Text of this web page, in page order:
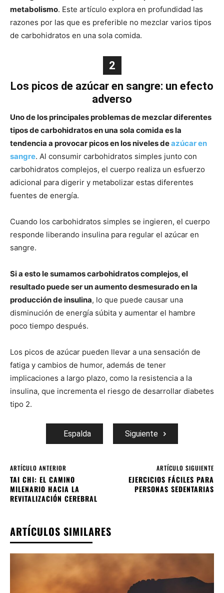
metabolismo. Este artículo explora en profundidad las
razones por las que es preferible no mezclar varios tipos
de carbohidratos en una sola comida.
2
Los picos de azúcar en sangre: un efecto
adverso
Uno de los principales problemas de mezclar diferentes
tipos de carbohidratos en una sola comida es la
tendencia a provocar picos en los niveles deazúcar en
sangre. Al consumir carbohidratos simples junto con
carbohidratos complejos, el cuerpo realiza un esfuerzo
adicional para digerir y metabolizar estas diferentes
fuentes de energía.
Cuando los carbohidratos simples se ingieren, el cuerpo
responde liberando insulina para regular el azúcar en
sangre.
Si a esto le sumamos carbohidratos complejos, el
resultado puede ser un aumento desmesurado en la
producción de insulina, lo que puede causar una
disminución de energía súbita y aumentar el hambre
poco tiempo después.
Los picos de azúcar pueden llevar a una sensación de
fatiga y cambios de humor, además de tener
implicaciones a largo plazo, como la resistencia a la
insulina, que incrementa el riesgo de desarrollar diabetes
tipo 2.
Espalda Siguiente
ARTÍCULO ANTERIOR
TAI CHI: EL CAMINO
MILENARIO HACIA LA
REVITALIZACIÓN CEREBRAL
ARTÍCULO SIGUIENTE
EJERCICIOS FÁCILES PARA
PERSONAS SEDENTARIAS
ARTÍCULOS SIMILARES